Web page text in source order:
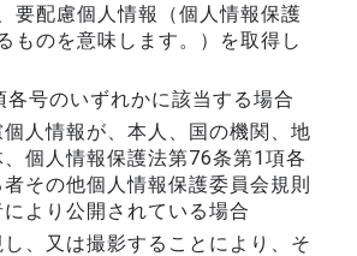
要配慮個人情報（個人情報保護
ものを意味します。）を取得し
各号のいずれかに該当する場合
人情報が、本人、国の機関、地
個人情報保護法第76条第1項各
その他個人情報保護委員会規則
より公開されている場合
、又は撮影することにより、そ